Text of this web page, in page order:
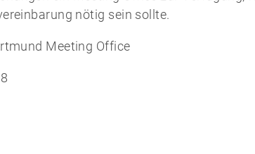
nötig sein sollte.
Meeting Office